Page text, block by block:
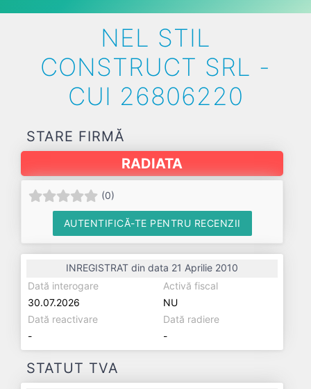
NEL STIL
CONSTRUCT SRL -
CUI 26806220
STARE FIRMĂ
RADIATA
(0)
AUTENTIFICĂ-TE PENTRU RECENZII
INREGISTRAT din data 21 Aprilie 2010
Dată interogare
30.07.2026
Activă fiscal
NU
Dată reactivare
-
Dată radiere
-
STATUT TVA